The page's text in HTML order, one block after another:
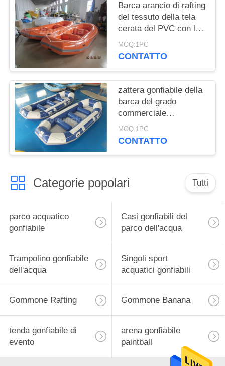
Barca arancio di rafting
del tessuto della tela
cerata del PVC con le
strisce di rinforzo per
acqua bianca
MOQ:1PC
CONTATTO
zattera gonfiabile della
barca del grado
commerciale
4.6mL*1.95mW/zattere
gonfiabili
MOQ:1PC
CONTATTO
Categorie popolari Tutti
parco acquatico
gonfiabile
Casi gonfiabili del
parco dell'acqua
Trampolino gonfiabile
dell'acqua
Singoli sport
acquatici gonfiabili
Gommone Rafting Gommone Banana
tenda gonfiabile di
evento
arena gonfiabile
paintball